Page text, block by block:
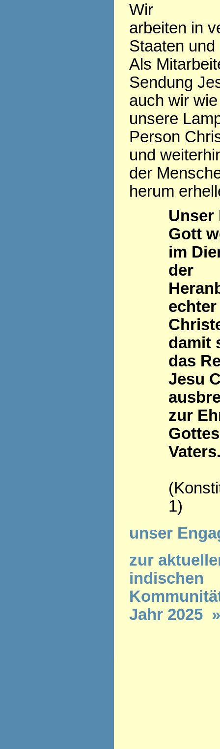
Wir
arbeiten in
Staaten
Als
Sendung
auch wir
unsere
Person
und
der
herum
Unser
Gott
im
der
echter
damit
das
Jesu
zur
1)
unser
zur
indischen
Jahr 2025